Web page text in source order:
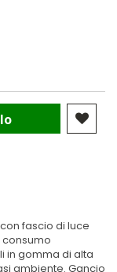
fascio di luce
consumo
in gomma di alta
ambiente. Gancio